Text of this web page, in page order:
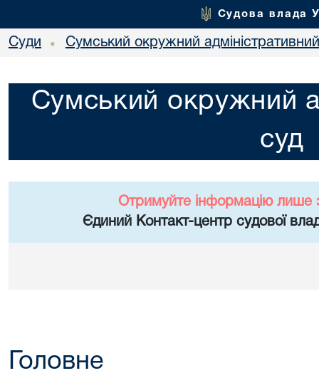
Судова влада
Суди • Сумський окружний
Сумський окружний
суд
Отримуйте інформацію лише
Єдиний Контакт-центр судової
Головне